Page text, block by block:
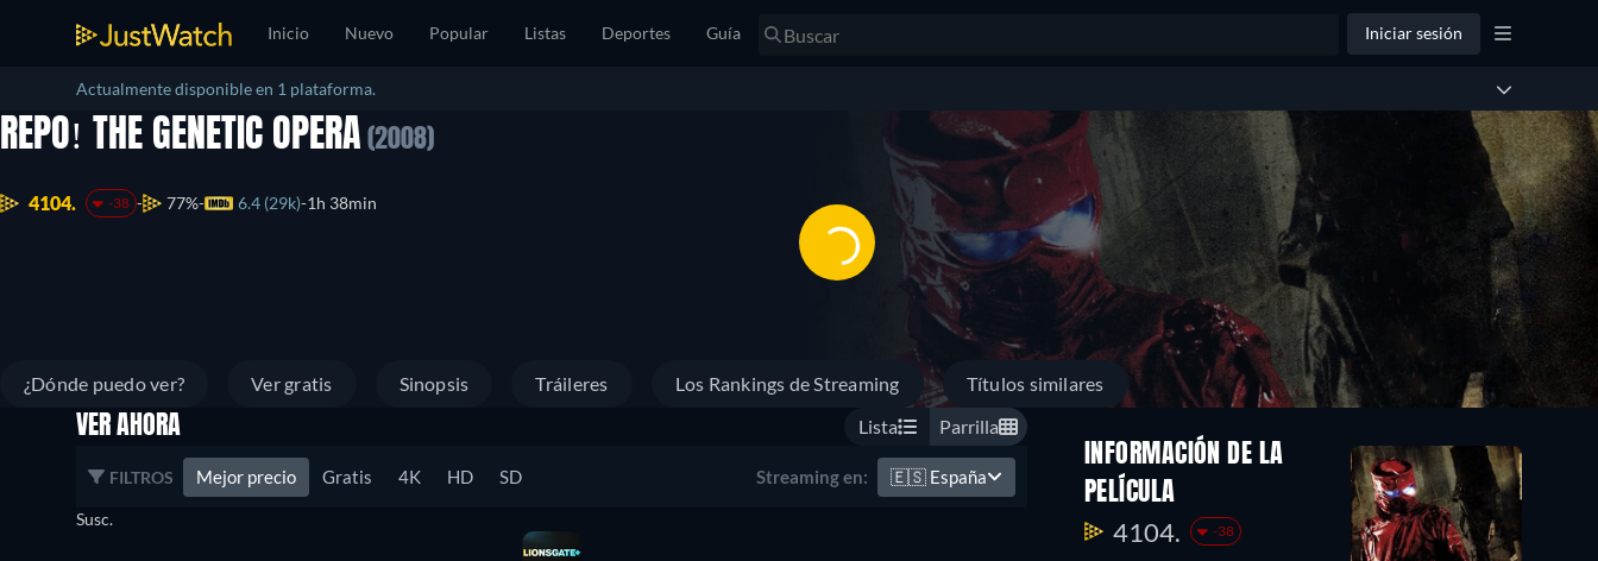
Inicio Nuevo Popular Listas Deportes Guía Iniciar sesión
Actualmente disponible en 1 plataforma.
REPO! THE GENETIC OPERA (2008)
4104. -38 77% 6.4 (29k) 1h 38min
¿Dónde puedo ver? Ver gratis Sinopsis Tráileres Los Rankings de Streaming Títulos similares
VER AHORA Lista Parrilla
FILTROS Mejor precio Gratis 4K HD SD Streaming en: 🇪🇸 España
Susc.
INFORMACIÓN DE LA
PELÍCULA
4104. -38